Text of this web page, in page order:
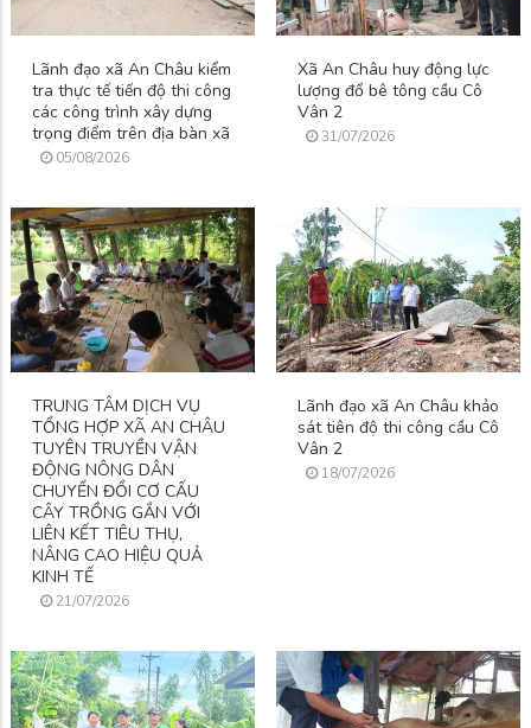
Lãnh đạo xã An Châu kiểm
tra thực tế tiến độ thi công
các công trình xây dựng
trọng điểm trên địa bàn xã
05/08/2026
Xã An Châu huy động lực
lượng đổ bê tông cầu Cô
Vân 2
31/07/2026
TRUNG TÂM DỊCH VỤ
TỔNG HỢP XÃ AN CHÂU
TUYÊN TRUYỀN VẬN
ĐỘNG NÔNG DÂN
CHUYỂN ĐỔI CƠ CẤU
CÂY TRỒNG GẮN VỚI
LIÊN KẾT TIÊU THỤ,
NÂNG CAO HIỆU QUẢ
KINH TẾ
21/07/2026
Lãnh đạo xã An Châu khảo
sát tiên độ thi công cầu Cô
Vân 2
18/07/2026